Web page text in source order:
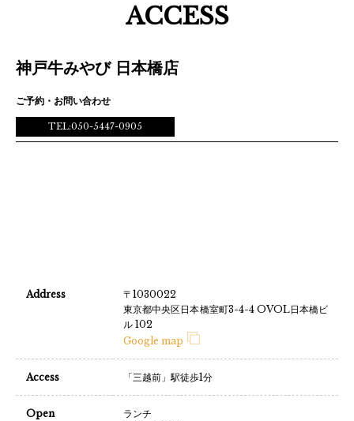
ACCESS
神戸牛みやび 日本橋店
ご予約・お問い合わせ
TEL:050-5447-0905
Address
〒1030022
東京都中央区日本橋室町3-4-4 OVOL日本橋ビ
ル 102
Google map
Access 「三越前」駅徒歩1分
Open
ランチ